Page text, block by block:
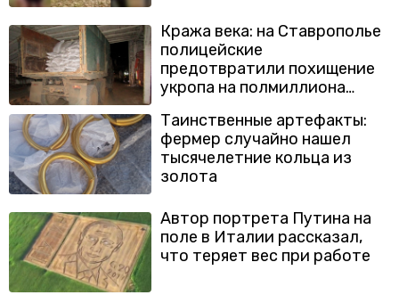
Кража века: на Ставрополье
полицейские
предотвратили похищение
укропа на полмиллиона
Таинственные артефакты:
фермер случайно нашел
тысячелетние кольца из
золота
Автор портрета Путина на
поле в Италии рассказал,
что теряет вес при работе